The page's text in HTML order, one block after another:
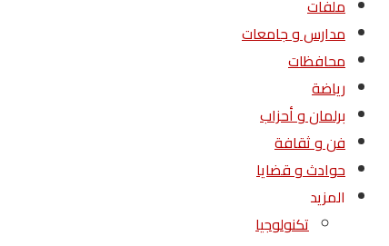
ملفات
مدارس و جامعات
محافظات
رياضة
برلمان و أحزاب
فن و ثقافة
حوادث و قضايا
المزيد
تكنولوجيا